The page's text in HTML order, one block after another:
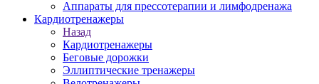
Аппараты для прессотерапии и лимфодренажа
Кардиотренажеры
Назад
Кардиотренажеры
Беговые дорожки
Эллиптические тренажеры